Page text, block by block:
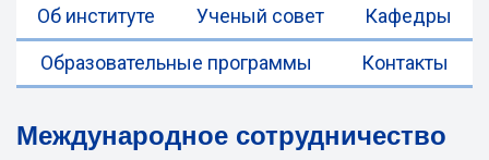
Об институте Ученый совет Кафедры
Образовательные программы Контакты
Международное сотрудничество